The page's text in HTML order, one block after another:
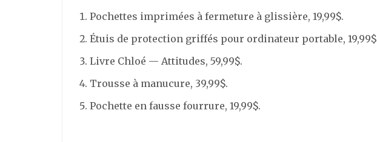
Pochettes imprimées à fermeture à glissière, 19,99$.
Étuis de protection griffés pour ordinateur portable, 19,99$
Livre Chloé — Attitudes, 59,99$.
Trousse à manucure, 39,99$.
Pochette en fausse fourrure, 19,99$.